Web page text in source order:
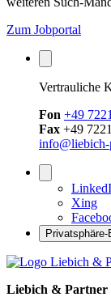
Zum Jobportal
Vertrauliche
Fon +49
Fax +49
info@liebich-
Xing
Liebich & Partner